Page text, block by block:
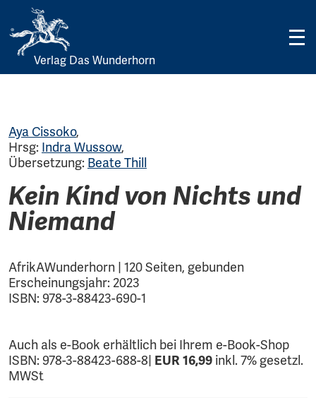
Skip
Verlag Das Wunderhorn
Aya Cissoko,
Hrsg: Indra Wussow,
Übersetzung: Beate Thill
Kein Kind von Nichts und
Niemand
AfrikAWunderhorn | 120 Seiten, gebunden
Erscheinungsjahr: 2023
ISBN: 978-3-88423-690-1
Auch als e-Book erhältlich bei Ihrem e-Book-Shop
ISBN: 978-3-88423-688-8| EUR 16,99 inkl. 7% gesetzl.
MWSt